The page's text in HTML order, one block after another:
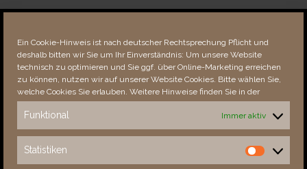
Ein Cookie-Hinweis ist nach deutscher Rechtsprechung Pflicht und
deshalb bitten wir Sie um Ihr Einverständnis: Um unsere Website
technisch zu optimieren und Sie ggf. über Online-Marketing erreichen
zu können, nutzen wir auf unserer Website Cookies. Bitte wählen Sie,
welche Cookies Sie erlauben. Weitere Hinweise finden Sie in der
Funktional Immer aktiv
Statistiken
Statistiken
Über dieses Portal
Fehler bemerkt?
Besucher seit 08/​2021